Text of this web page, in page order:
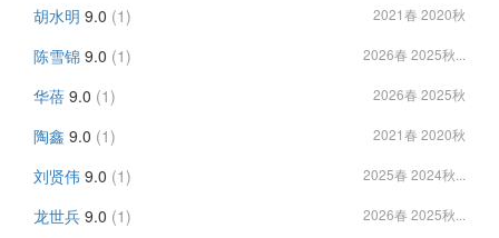
胡水明 9.0 (1) 2021春 2020秋
陈雪锦 9.0 (1) 2026春 2025秋...
华蓓 9.0 (1) 2026春 2025秋
陶鑫 9.0 (1) 2021春 2020秋
刘贤伟 9.0 (1) 2025春 2024秋...
龙世兵 9.0 (1) 2026春 2025秋...